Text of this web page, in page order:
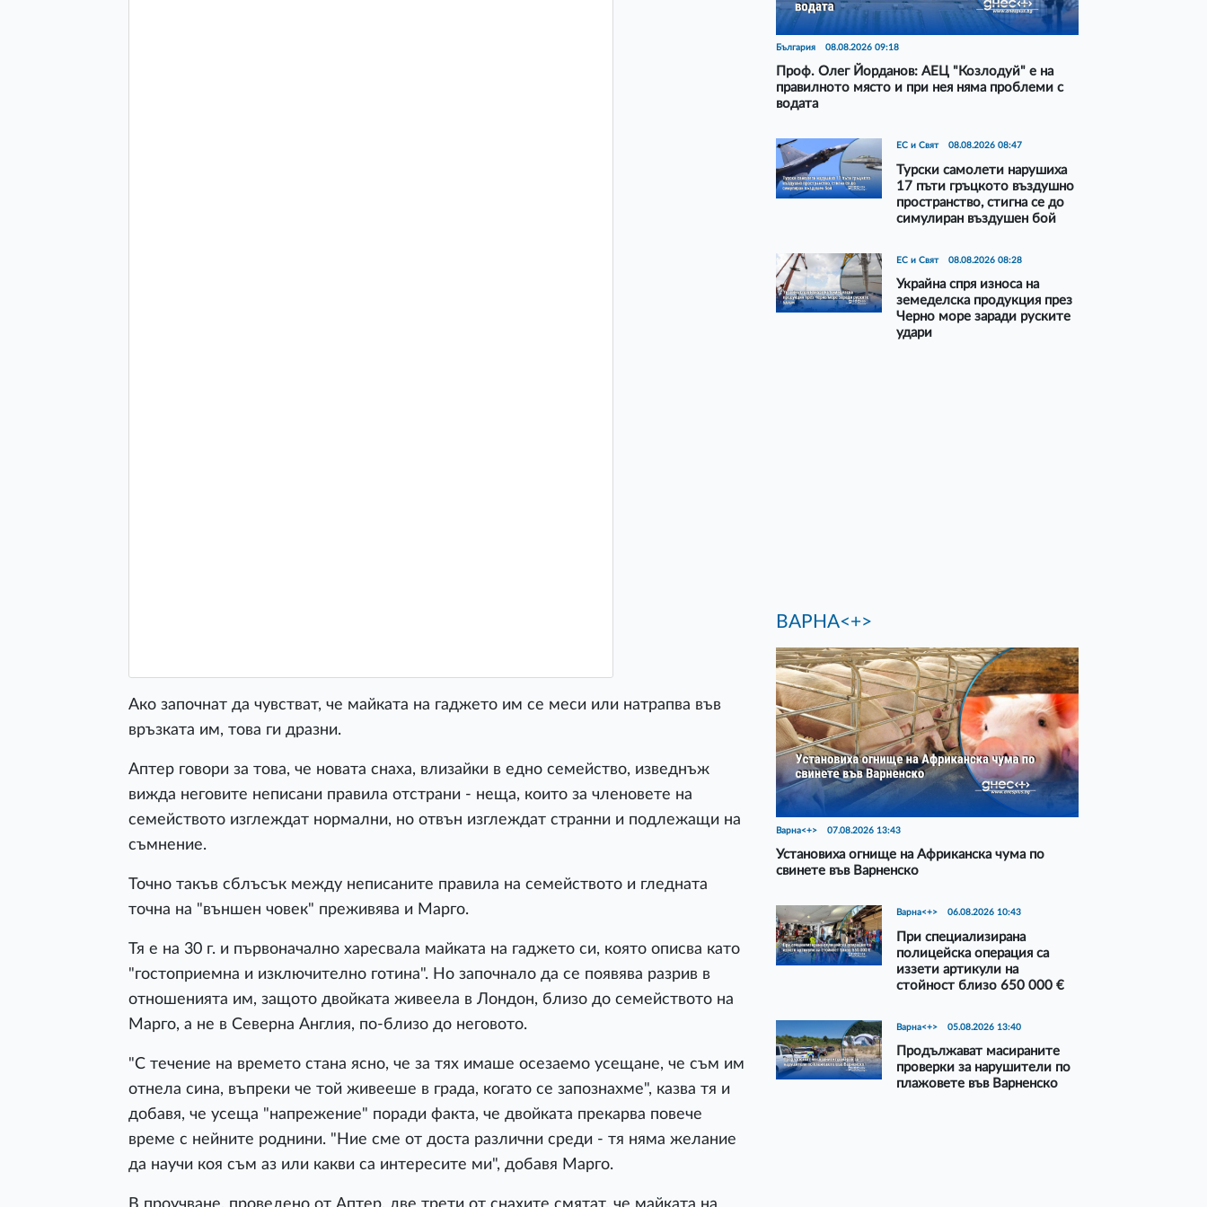
Ако започнат да чувстват, че майката на гаджето им се меси или натрапва във
връзката им, това ги дразни.
Аптер говори за това, че новата снаха, влизайки в едно семейство, изведнъж
вижда неговите неписани правила отстрани - неща, които за членовете на
семейството изглеждат нормални, но отвън изглеждат странни и подлежащи на
съмнение.
Точно такъв сблъсък между неписаните правила на семейството и гледната
точна на "външен човек" преживява и Марго.
Тя е на 30 г. и първоначално харесвала майката на гаджето си, която описва като
"гостоприемна и изключително готина". Но започнало да се появява разрив в
отношенията им, защото двойката живеела в Лондон, близо до семейството на
Марго, а не в Северна Англия, по-близо до неговото.
"С течение на времето стана ясно, че за тях имаше осезаемо усещане, че съм им
отнела сина, въпреки че той живееше в града, когато се запознахме", казва тя и
добавя, че усеща "напрежение" поради факта, че двойката прекарва повече
време с нейните роднини. "Ние сме от доста различни среди - тя няма желание
да научи коя съм аз или какви са интересите ми", добавя Марго.
България 08.08.2026 09:18
Проф. Олег Йорданов: АЕЦ "Козлодуй" е на
правилното място и при нея няма проблеми с
водата
ЕС и Свят 08.08.2026 08:47
Турски самолети нарушиха
17 пъти гръцкото въздушно
пространство, стигна се до
симулиран въздушен бой
ЕС и Свят 08.08.2026 08:28
Украйна спря износа на
земеделска продукция през
Черно море заради руските
удари
ВАРНА<+>
Варна<+> 07.08.2026 13:43
Установиха огнище на Африканска чума по
свинете във Варненско
Варна<+> 06.08.2026 10:43
При специализирана
полицейска операция са
иззети артикули на
стойност близо 650 000 €
Варна<+> 05.08.2026 13:40
Продължават масираните
проверки за нарушители по
плажовете във Варненско